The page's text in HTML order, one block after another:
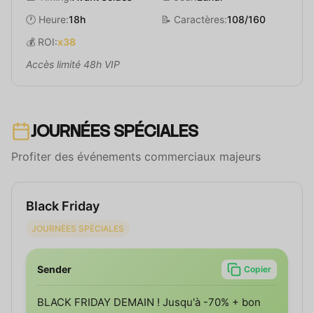
🕐 Heure:18h 📝 Caractères:108/160
💰 ROI:x38
Accès limité 48h VIP
JOURNÉES SPÉCIALES
Profiter des événements commerciaux majeurs
Black Friday
JOURNÉES SPÉCIALES
Sender Copier
BLACK FRIDAY DEMAIN ! Jusqu'à -70% + bon